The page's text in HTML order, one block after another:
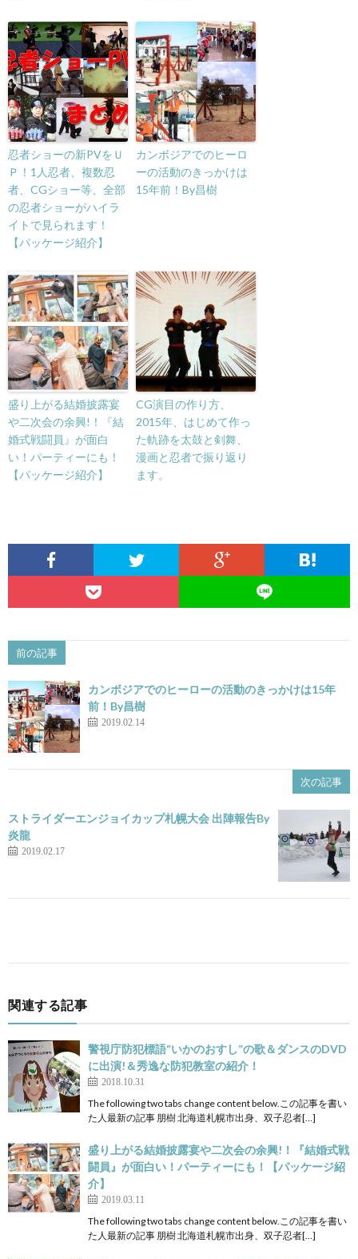
忍者ショーの新PVをＵ
Ｐ！1人忍者、複数忍
者、CGショー等、全部
の忍者ショーがハイラ
イトで見られます！
【パッケージ紹介】
カンボジアでのヒーロ
ーの活動のきっかけは
15年前！By昌樹
盛り上がる結婚披露宴
や二次会の余興!！『結
婚式戦闘員』が面白
い！パーティーにも！
【パッケージ紹介】
CG演目の作り方、
2015年、はじめて作っ
た軌跡を太鼓と剣舞、
漫画と忍者で振り返り
ます。
前の記事
カンボジアでのヒーローの活動のきっかけは15年
前！By昌樹
2019.02.14
次の記事
ストライダーエンジョイカップ札幌大会 出陣報告By
炎龍
2019.02.17
関連する記事
警視庁防犯標語“いかのおすし”の歌＆ダンスのDVD
に出演!＆秀逸な防犯教室の紹介！
2018.10.31
The following two tabs change content below.この記事を書い
た人最新の記事 朋樹 北海道札幌市出身、双子忍者[…]
盛り上がる結婚披露宴や二次会の余興!！『結婚式戦
闘員』が面白い！パーティーにも！【パッケージ紹
介】
2019.03.11
The following two tabs change content below.この記事を書い
た人最新の記事 朋樹 北海道札幌市出身、双子忍者[…]